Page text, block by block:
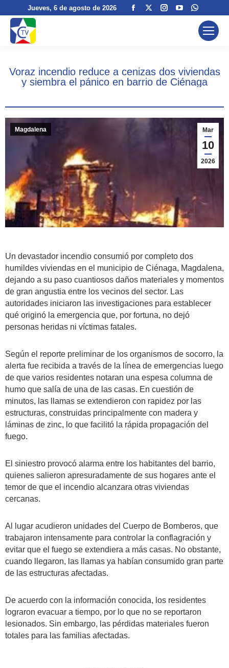
Jueves, 6 de agosto de 2026
Facebook
windowwindow
Instagram
window
YouTube
opens
window
page
opens
window
Voraz incendio reduce a cenizas dos viviendas
y siembra el pánico en barrio de Ciénaga
Mar
10
2026
Magdalena
Un devastador incendio consumió por completo dos
humildes viviendas en el municipio de Ciénaga, Magdalena,
dejando a su paso cuantiosos daños materiales y momentos
de gran angustia entre los vecinos del sector. Las
autoridades iniciaron las investigaciones para establecer
qué originó la emergencia que, por fortuna, no dejó
personas heridas ni víctimas fatales.
Según el reporte preliminar de los organismos de socorro, la
alerta fue recibida a través de la línea de emergencias luego
de que varios residentes notaran una espesa columna de
humo que salía de una de las casas. En cuestión de
minutos, las llamas se extendieron con rapidez por las
estructuras, construidas principalmente con madera y
láminas de zinc, lo que facilitó la rápida propagación del
fuego.
El siniestro provocó alarma entre los habitantes del barrio,
quienes salieron apresuradamente de sus hogares ante el
temor de que el incendio alcanzara otras viviendas
cercanas.
Al lugar acudieron unidades del Cuerpo de Bomberos, que
trabajaron intensamente para controlar la conflagración y
evitar que el fuego se extendiera a más casas. No obstante,
cuando llegaron, las llamas ya habían consumido gran parte
de las estructuras afectadas.
De acuerdo con la información conocida, los residentes
lograron evacuar a tiempo, por lo que no se reportaron
lesionados. Sin embargo, las pérdidas materiales fueron
totales para las familias afectadas.